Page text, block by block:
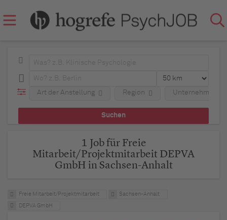
Art der Anstellung Region Unternehmen
1 Job für Freie
Mitarbeit/Projektmitarbeit DEPVA
GmbH in Sachsen-Anhalt
Freie Mitarbeit/Projektmitarbeit Sachsen-Anhalt
DEPVA GmbH